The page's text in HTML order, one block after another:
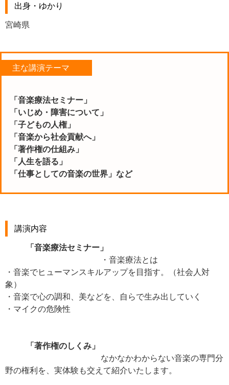
出身・ゆかり
宮崎県
主な講演テーマ
「⾳楽療法セミナー」
「いじめ・障害について」
「子どもの人権」
「⾳楽から社会貢献へ」
「著作権の仕組み」
「⼈⽣を語る」
「仕事としての音楽の世界」など
講演内容
「音楽療法セミナー」
・音楽療法とは
・音楽でヒューマンスキルアップを目指す。（社会人対
象）
・音楽で心の調和、美などを、自らで生み出していく
・マイクの危険性
「著作権のしくみ」
なかなかわからない音楽の専門分
野の権利を、実体験も交えて紹介いたします。